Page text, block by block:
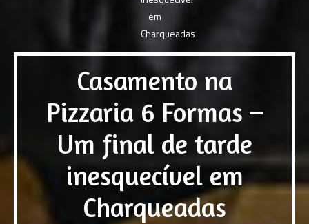
Casamento na
Pizzaria 6 Formas –
Um final de tarde
inesquecível em
Charqueadas